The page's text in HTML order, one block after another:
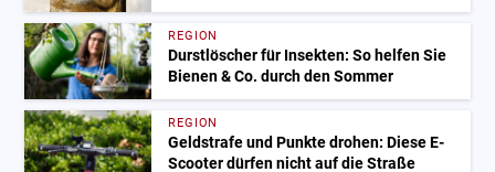
REGION
Durstlöscher für Insekten: So helfen Sie
Bienen & Co. durch den Sommer
REGION
Geldstrafe und Punkte drohen: Diese E-
Scooter dürfen nicht auf die Straße